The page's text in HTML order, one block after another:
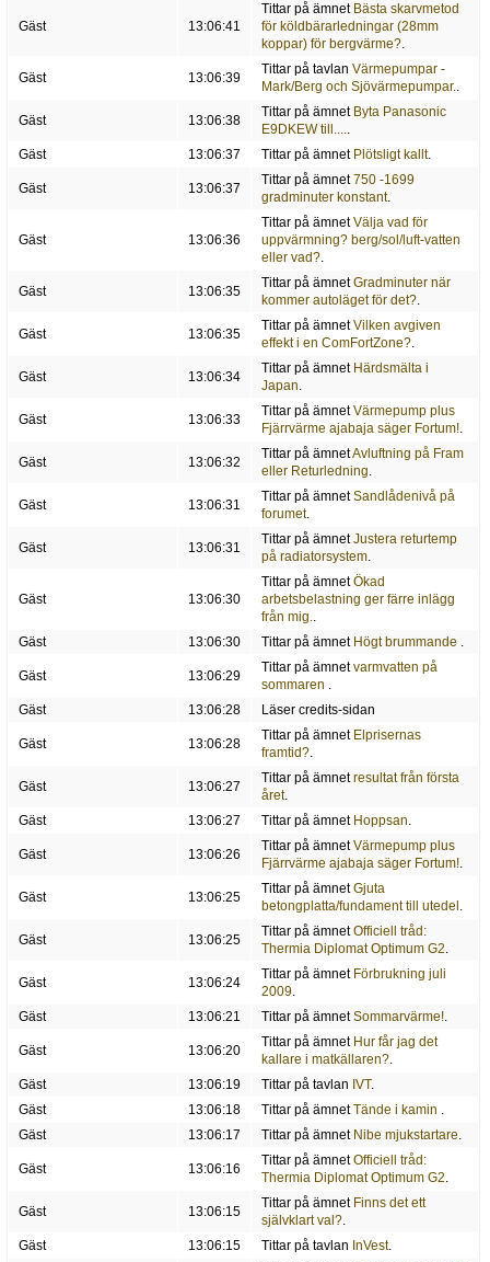
Gäst 13:06:41
Tittar på ämnet Bästa skarvmetod
för köldbärarledningar (28mm
koppar) för bergvärme?.
Gäst 13:06:39
Tittar på tavlan Värmepumpar -
Mark/Berg och Sjövärmepumpar..
Gäst 13:06:38
Tittar på ämnet Byta Panasonic
E9DKEW till.....
Gäst
13:06:37 Tittar på ämnet Plötsligt kallt.
Gäst 13:06:37
Tittar på ämnet750 -1699
gradminuter konstant.
Gäst 13:06:36
Tittar på ämnetVälja vad för
uppvärmning? berg/sol/luft-vatten
eller vad?.
Gäst 13:06:35
Tittar på ämnetGradminuter när
kommer autoläget för det?.
Gäst 13:06:35
Tittar på ämnetVilken avgiven
effekt i en ComFortZone?.
Gäst 13:06:34
Tittar på ämnet Härdsmälta i
Japan.
Gäst 13:06:33
Tittar på ämnetVärmepump plus
Fjärrvärme ajabaja säger Fortum!.
Gäst 13:06:32
Tittar på ämnetAvluftning på Fram
eller Returledning.
Gäst 13:06:31
Tittar på ämnetSandlådenivå på
forumet.
Gäst 13:06:31
Tittar på ämnetJustera returtemp
på radiatorsystem.
Gäst 13:06:30
Tittar på ämnetÖkad
arbetsbelastning ger färre inlägg
från mig..
Gäst
13:06:30 Tittar på ämnet Högt brummande .
Gäst 13:06:29
Tittar på ämnetvarmvatten på
sommaren .
Gäst
13:06:28 Läser credits-sidan
Gäst 13:06:28
Tittar på ämnet Elprisernas
framtid?.
Gäst 13:06:27
Tittar på ämnetresultat från första
året.
Gäst
13:06:27 Tittar på ämnet Hoppsan.
Gäst 13:06:26
Tittar på ämnetVärmepump plus
Fjärrvärme ajabaja säger Fortum!.
Gäst 13:06:25
Tittar på ämnetGjuta
betongplatta/fundament till utedel .
Gäst 13:06:25
Tittar på ämnetOfficiell tråd:
Thermia Diplomat Optimum G2.
Gäst 13:06:24
Tittar på ämnet Förbrukning juli
2009.
Gäst
13:06:21 Tittar på ämnetSommarvärme!.
Gäst 13:06:20
Tittar på ämnet Hur får jag det
kallare i matkällaren?.
Gäst
13:06:19 Tittar på tavlan IVT.
Gäst
13:06:18 Tittar på ämnetTände i kamin .
Gäst
13:06:17 Tittar på ämnet Nibe mjukstartare.
Gäst 13:06:16
Tittar på ämnetOfficiell tråd:
Thermia Diplomat Optimum G2.
Gäst 13:06:15
Tittar på ämnet Finns det ett
självklart val?.
Gäst
13:06:15 Tittar på tavlan InVest.